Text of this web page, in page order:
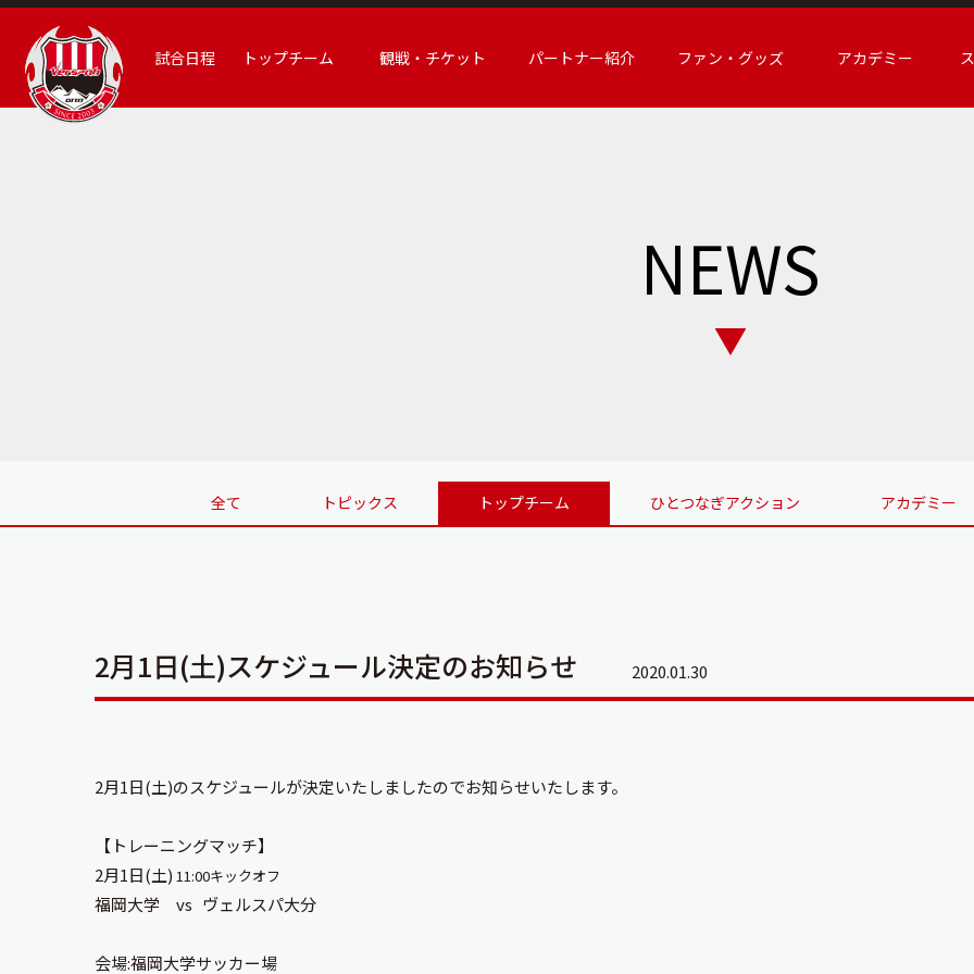
試合日程 トップチーム 観戦・チケット パートナー紹介 ファン・グッズ アカデミー
NEWS
全て トピックス トップチーム ひとつなぎアクション アカデミー
2月1日(土)スケジュール決定のお知らせ 2020.01.30
2月1日(土)のスケジュールが決定いたしましたのでお知らせいたします。
【トレーニングマッチ】
2月1日(土) 11:00キックオフ
福岡大学 vs ヴェルスパ大分
会場:福岡大学サッカー場